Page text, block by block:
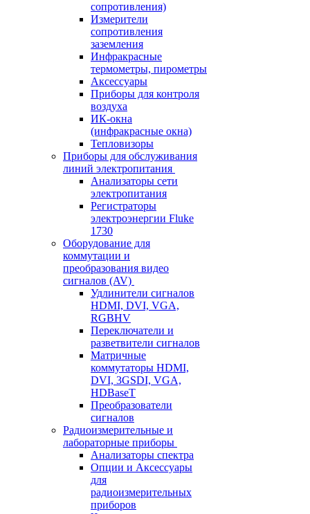
сопротивления)
Измерители
сопротивления
заземления
Инфракрасные
термометры, пирометры
Аксессуары
Приборы для контроля
воздуха
ИК-окна
(инфракрасные окна)
Тепловизоры
Приборы для обслуживания
линий электропитания
Анализаторы сети
электропитания
Регистраторы
электроэнергии Fluke
1730
Оборудование для
коммутации и
преобразования видео
сигналов (AV)
Удлинители сигналов
HDMI, DVI, VGA,
RGBHV
Переключатели и
разветвители сигналов
Матричные
коммутаторы HDMI,
DVI, 3GSDI, VGA,
HDBaseT
Преобразователи
сигналов
Радиоизмерительные и
лабораторные приборы
Анализаторы спектра
Опции и Аксессуары
для
радиоизмерительных
приборов